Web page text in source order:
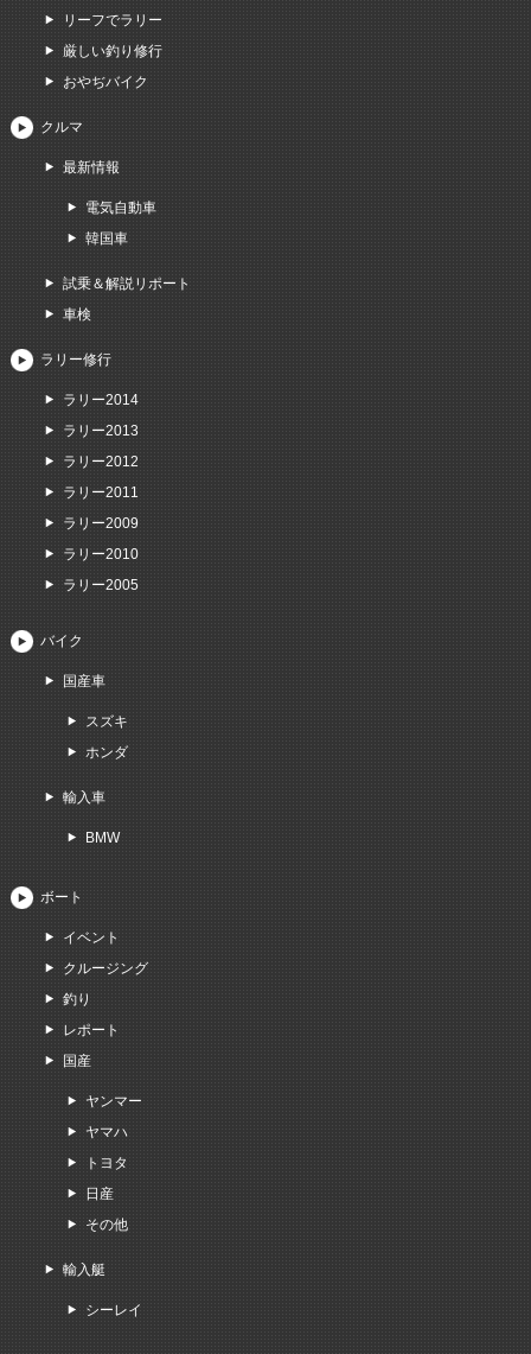
リーフでラリー
厳しい釣り修行
おやぢバイク
クルマ
最新情報
電気自動車
韓国車
試乗＆解説リポート
車検
ラリー修行
ラリー2014
ラリー2013
ラリー2012
ラリー2011
ラリー2009
ラリー2010
ラリー2005
バイク
国産車
スズキ
ホンダ
輸入車
BMW
ボート
イベント
クルージング
釣り
レポート
国産
ヤンマー
ヤマハ
トヨタ
日産
その他
輸入艇
シーレイ